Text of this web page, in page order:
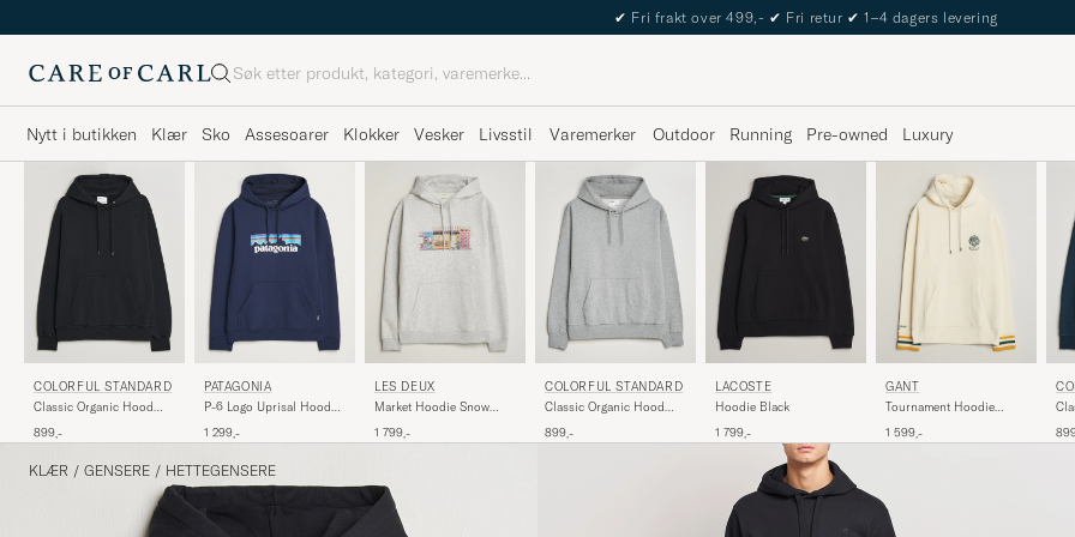
The Care of Carl Passport
Søk
Nytt i butikken Klær Sko Assesoarer Klokker Vesker Livsstil Varemerker Outdoor Running Pre-owned Luxury
COLORFUL STANDARD
Classic Organic Hood
899,-
PATAGONIA
P-6 Logo Uprisal Hoody
1 299,-
LES DEUX
Market Hoodie Snow
1 799,-
COLORFUL STANDARD
Classic Organic Hood
899,-
LACOSTE
Hoodie Black
1 799,-
GANT
Tournament Hoodie
1 599,-
KLÆR / GENSERE / HETTEGENSERE